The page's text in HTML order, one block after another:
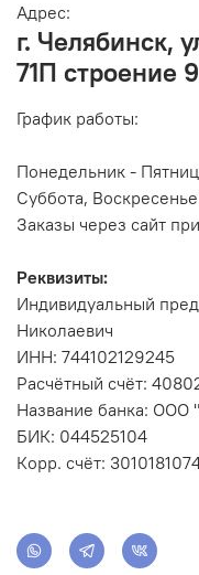
Адрес:
г. Челябинск,
71П строение 9
График работы:
Понедельник -
Суббота,
Заказы через сайт
Реквизиты:
Индивидуальный
Николаевич
ИНН: 744102129245
Расчётный счёт:
Название банка: ООО
БИК: 044525104
Корр. счёт: